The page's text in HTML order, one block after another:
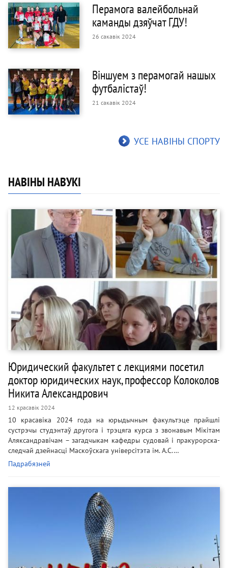
Перамога валейбольнай
каманды дзяўчат ГДУ!
26 сакавік 2024
Віншуем з перамогай нашых
футбалістаў!
21 сакавік 2024
УСЕ НАВІНЫ СПОРТУ
НАВІНЫ НАВУКІ
Юридический факультет с лекциями посетил
доктор юридических наук, профессор Колоколов
Никита Александрович
12 красавік 2024
10 красавіка 2024 года на юрыдычным факультэце прайшлі
сустрэчы студэнтаў другога і трэцяга курса з звонавым Мікітам
Аляксандравічам – загадчыкам кафедры судовай і пракурорска-
следчай дзейнасці Маскоўскага універсітэта ім. А.С.…
Падрабязней